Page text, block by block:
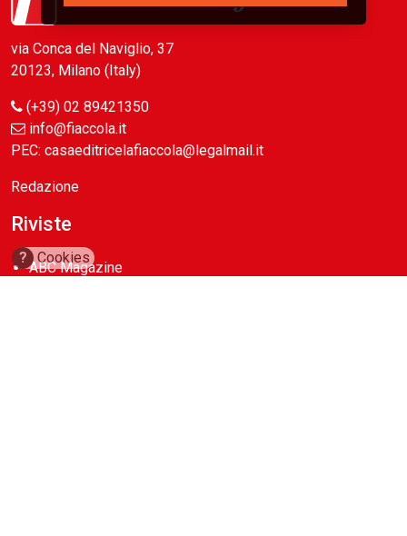
via Conca del Naviglio, 37
20123, Milano (Italy)
(+39) 02 89421350
info@fiaccola.it
PEC: casaeditricelafiaccola@legalmail.it
Redazione
Riviste
ABC Magazine
? Cookies